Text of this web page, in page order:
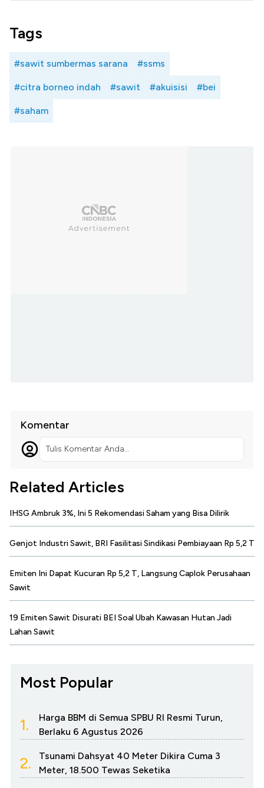
Tags
#sawit sumbermas sarana #ssms
#citra borneo indah #sawit #akuisisi #bei
#saham
Komentar
Tulis Komentar Anda...
Related Articles
IHSG Ambruk 3%, Ini 5 Rekomendasi Saham yang Bisa Dilirik
Genjot Industri Sawit, BRI Fasilitasi Sindikasi Pembiayaan Rp 5,2 T
Emiten Ini Dapat Kucuran Rp 5,2 T, Langsung Caplok Perusahaan
Sawit
19 Emiten Sawit Disurati BEI Soal Ubah Kawasan Hutan Jadi
Lahan Sawit
Most Popular
1.
Harga BBM di Semua SPBU RI Resmi Turun,
Berlaku 6 Agustus 2026
2.
Tsunami Dahsyat 40 Meter Dikira Cuma 3
Meter, 18.500 Tewas Seketika